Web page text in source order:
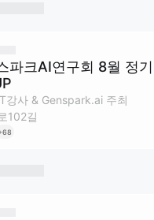
파크AI연구회 8월 정기
강사 & Genspark.ai 주최
102길